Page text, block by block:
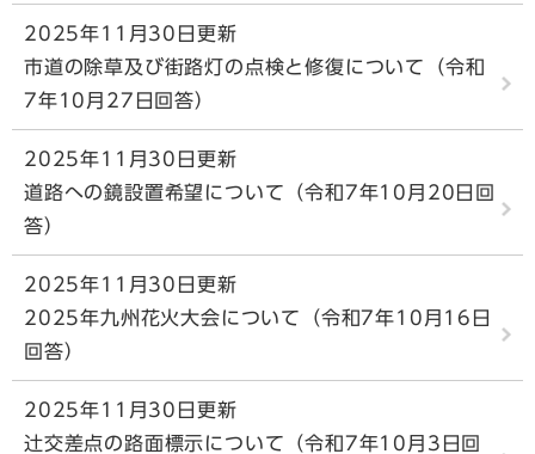
2025年11月30日更新
市道の除草及び街路灯の点検と修復について（令和
7年10月27日回答）
2025年11月30日更新
道路への鏡設置希望について（令和7年10月20日回
答）
2025年11月30日更新
2025年九州花火大会について（令和7年10月16日
回答）
2025年11月30日更新
辻交差点の路面標示について（令和7年10月3日回